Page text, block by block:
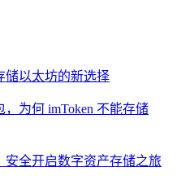
储以太坊的新选择
，为何 imToken 不能存储
安全开启数字资产存储之旅